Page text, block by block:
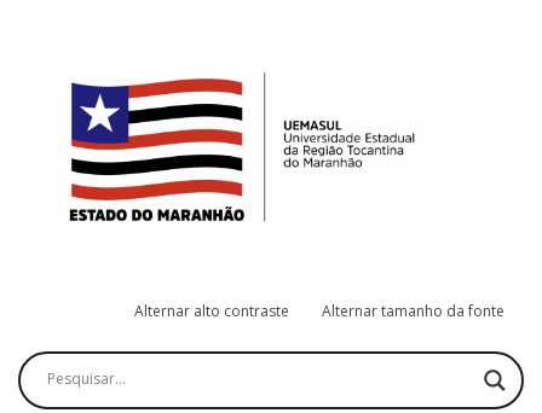
Alternar alto contraste Alternar tamanho da fonte
Pesquisar